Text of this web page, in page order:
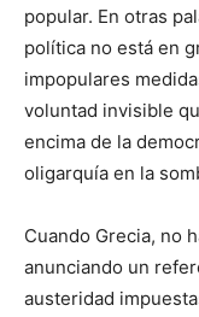
popular. En otras
política no está en
impopulares
voluntad invisible
encima de la
oligarquía en la
Cuando Grecia, no
anunciando un
austeridad